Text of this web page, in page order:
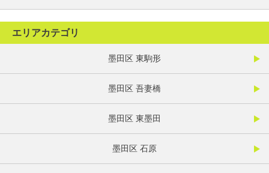
エリアカテゴリ
墨田区 東駒形
墨田区 吾妻橋
墨田区 東墨田
墨田区 石原